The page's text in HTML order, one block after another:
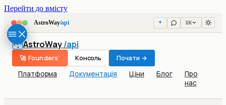
Перейти до вмісту
AstroWay/api UK
AstroWay/api
Платформа Документація Ціни Блог
Про
нас
🚀 Founders' Консоль Почати →